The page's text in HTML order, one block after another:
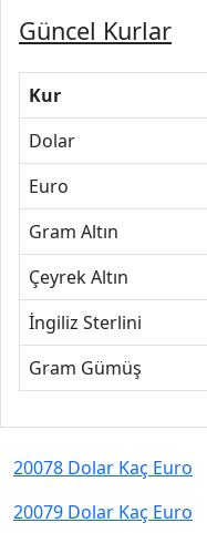
Güncel Kurlar
Kur
Dolar
Euro
Gram Altın
Çeyrek Altın
İngiliz Sterlini
Gram Gümüş
20078 Dolar Kaç Euro
20079 Dolar Kaç Euro